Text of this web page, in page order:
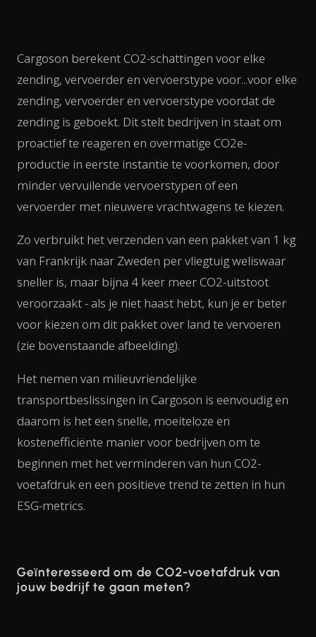
Cargoson berekent CO2-schattingen voor elke
zending, vervoerder en vervoerstype voor...voor elke
zending, vervoerder en vervoerstype voordat de
zending is geboekt. Dit stelt bedrijven in staat om
proactief te reageren en overmatige CO2e-
productie in eerste instantie te voorkomen, door
minder vervuilende vervoerstypen of een
vervoerder met nieuwere vrachtwagens te kiezen.
Zo verbruikt het verzenden van een pakket van 1 kg
van Frankrijk naar Zweden per vliegtuig weliswaar
sneller is, maar bijna 4 keer meer CO2-uitstoot
veroorzaakt - als je niet haast hebt, kun je er beter
voor kiezen om dit pakket over land te vervoeren
(zie bovenstaande afbeelding).
Het nemen van milieuvriendelijke
transportbeslissingen in Cargoson is eenvoudig en
daarom is het een snelle, moeiteloze en
kostenefficiënte manier voor bedrijven om te
beginnen met het verminderen van hun CO2-
voetafdruk en een positieve trend te zetten in hun
ESG-metrics.
Geïnteresseerd om de CO2-voetafdruk van
jouw bedrijf te gaan meten?